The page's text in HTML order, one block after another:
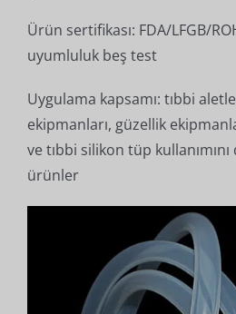
Ürün sertifikası: FDA/LFGB/
uyumluluk beş test
Uygulama kapsamı: tıbbi
ekipmanları, güzellik
ve tıbbi silikon tüp
ürünler